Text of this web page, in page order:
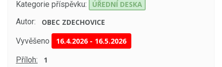
Kategorie příspěvku:
ÚŘEDNÍ DESKA
Autor:
OBEC ZDECHOVICE
Vyvěšeno 16.4.2026- 16.5.2026
Příloh: 1